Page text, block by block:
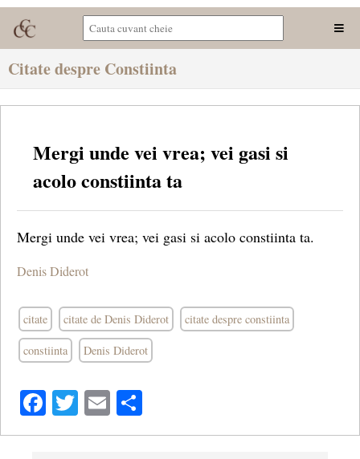
Citate despre Constiinta
Mergi unde vei vrea; vei gasi si
acolo constiinta ta
Mergi unde vei vrea; vei gasi si acolo constiinta ta.
Denis Diderot
citate citate de Denis Diderot citate despre constiinta
constiinta Denis Diderot
Facebook
Twitter
Email